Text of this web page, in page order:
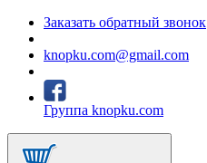
Заказать обратный звонок
knopku.com@gmail.com
Группа knopku.com